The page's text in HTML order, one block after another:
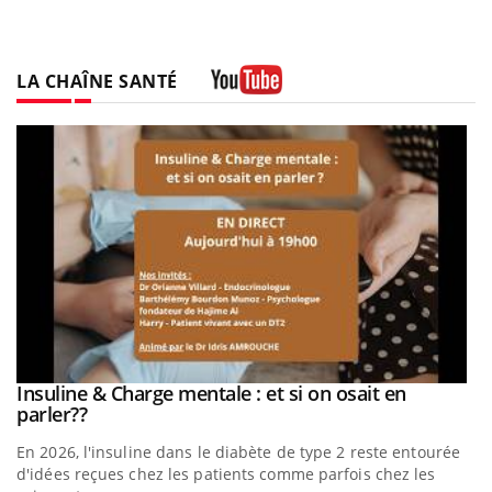
LA CHAÎNE SANTÉ
Youtube
Insuline & Charge mentale : et si on osait en
parler??Youtube
En 2026, l'insuline dans le diabète de type 2 reste entourée
d'idées reçues chez les patients comme parfois chez les